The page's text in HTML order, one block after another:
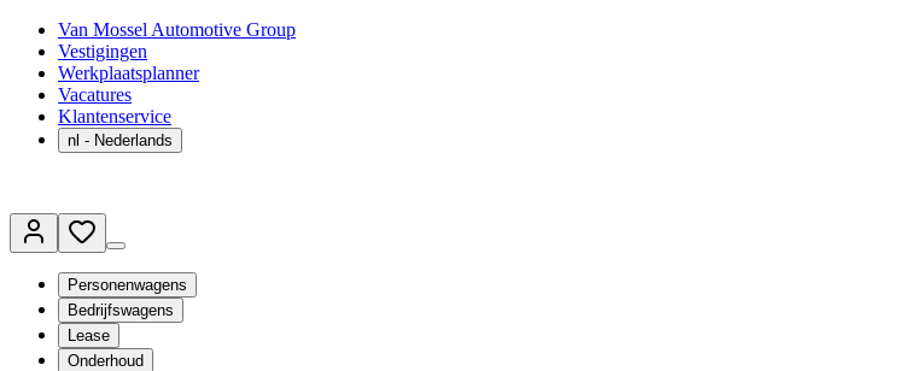
Van Mossel Automotive Group
Vestigingen
Werkplaatsplanner
Vacatures
Klantenservice
nl - Nederlands
Personenwagens
Bedrijfswagens
Lease
Onderhoud